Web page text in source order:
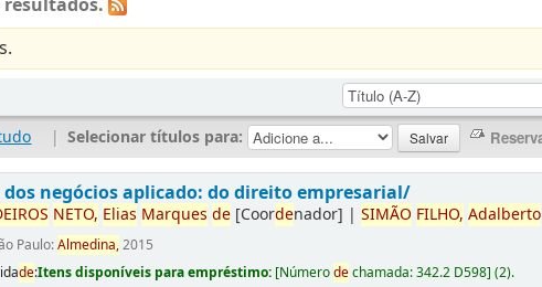
| Selecionar títulos para:
negócios aplicado: do direito empresarial/
IROS NETO, Elias Marques de [Coordenador] |SIMÃO FILHO, Adalberto
Paulo:Almedina,2015
de:Itens disponíveis para empréstimo: [Númerodechamada:342.2 D598](2).